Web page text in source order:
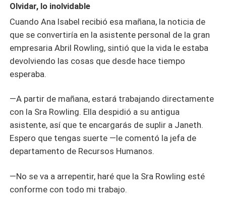
Olvidar, lo inolvidable
Cuando Ana Isabel recibió esa mañana, la noticia de
que se convertiría en la asistente personal de la gran
empresaria Abril Rowling, sintió que la vida le estaba
devolviendo las cosas que desde hace tiempo
esperaba.
—A partir de mañana, estará trabajando directamente
con la Sra Rowling. Ella despidió a su antigua
asistente, así que te encargarás de suplir a Janeth.
Espero que tengas suerte —le comentó la jefa de
departamento de Recursos Humanos.
—No se va a arrepentir, haré que la Sra Rowling esté
conforme con todo mi trabajo.